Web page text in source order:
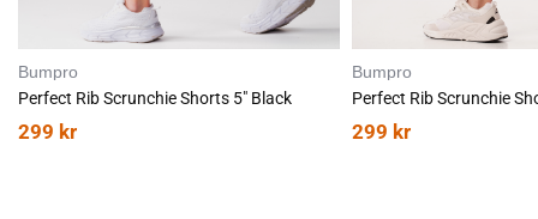
Bumpro
Perfect Rib Scrunchie Shorts 5" Black
299 kr
Bumpro
Perfect Rib Scrunchie
299 kr